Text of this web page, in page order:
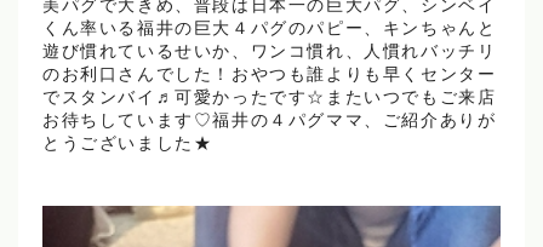
美パグで大きめ、普段は日本一の巨大パグ、シンベイ
くん率いる福井の巨大４パグのパピー、キンちゃんと
遊び慣れているせいか、ワンコ慣れ、人慣れバッチリ
のお利口さんでした！おやつも誰よりも早くセンター
でスタンバイ♬可愛かったです☆またいつでもご来店
お待ちしています♡福井の４パグママ、ご紹介ありが
とうございました★